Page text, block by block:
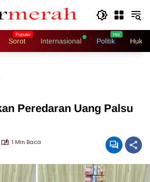
Sorot Internasional Politik
Peredaran Uang Palsu
1 Min Baca